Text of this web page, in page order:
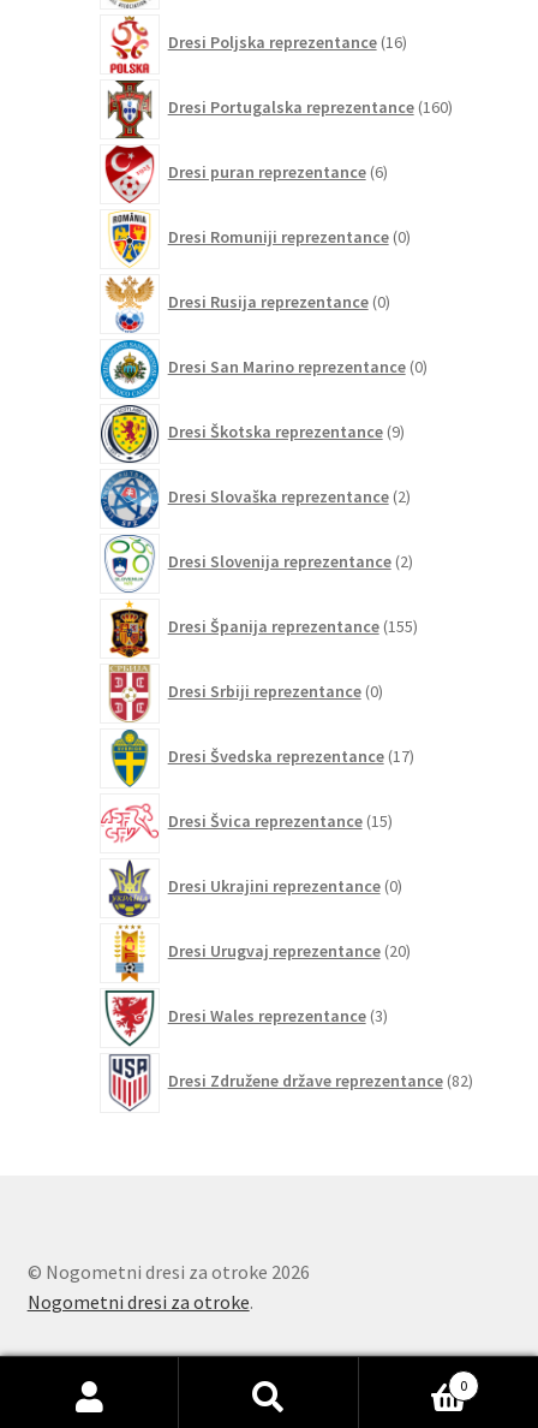
Dresi Poljska reprezentance 16izdelkov
Dresi Portugalska reprezentance 160izdelkov
Dresi puran reprezentance 6izdelkov
Dresi Romuniji reprezentance 0izdelkov
Dresi Rusija reprezentance 0izdelkov
Dresi San Marino reprezentance 0izdelkov
Dresi Škotska reprezentance 9izdelkov
Dresi Slovaška reprezentance 2izdelka
Dresi Slovenija reprezentance 2izdelka
Dresi Španija reprezentance 155izdelkov
Dresi Srbiji reprezentance 0izdelkov
Dresi Švedska reprezentance 17izdelkov
Dresi Švica reprezentance 15izdelkov
Dresi Ukrajini reprezentance 0izdelkov
Dresi Urugvaj reprezentance 20izdelkov
Dresi Wales reprezentance 3izdelki
Dresi Združene države reprezentance 82izdelkov
© Nogometni dresi za otroke 2026
Nogometni dresi za otroke.
0